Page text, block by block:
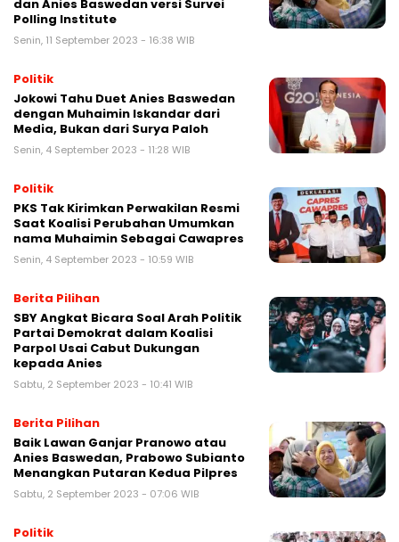
dan Anies Baswedan versi Survei
Polling Institute
Senin, 11 September 2023 - 16:38 WIB
Politik
Jokowi Tahu Duet Anies Baswedan
dengan Muhaimin Iskandar dari
Media, Bukan dari Surya Paloh
Senin, 4 September 2023 - 11:28 WIB
Politik
PKS Tak Kirimkan Perwakilan Resmi
Saat Koalisi Perubahan Umumkan
nama Muhaimin Sebagai Cawapres
Senin, 4 September 2023 - 10:59 WIB
Berita Pilihan
SBY Angkat Bicara Soal Arah Politik
Partai Demokrat dalam Koalisi
Parpol Usai Cabut Dukungan
kepada Anies
Sabtu, 2 September 2023 - 10:41 WIB
Berita Pilihan
Baik Lawan Ganjar Pranowo atau
Anies Baswedan, Prabowo Subianto
Menangkan Putaran Kedua Pilpres
Sabtu, 2 September 2023 - 07:06 WIB
Politik